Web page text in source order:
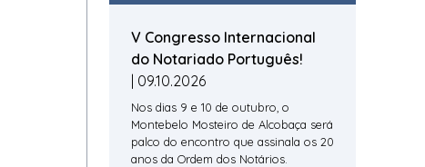
V Congresso Internacional
do Notariado Português!
| 09.10.2026
Nos dias 9 e 10 de outubro, o
Montebelo Mosteiro de Alcobaça será
palco do encontro que assinala os 20
anos da Ordem dos Notários.